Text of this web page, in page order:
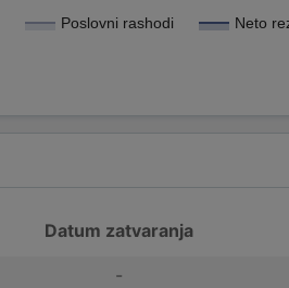
Poslovni rashodi Neto
Datum zatvaranja
-